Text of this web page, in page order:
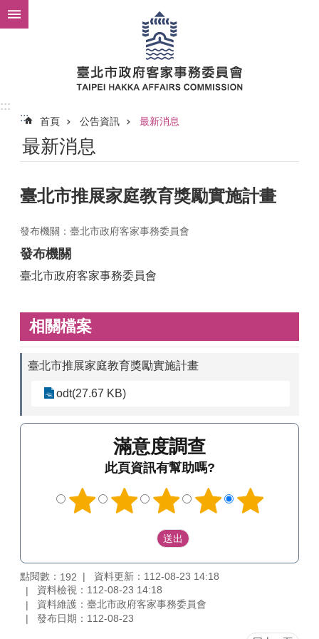
跳到主要內容區塊
:::
:::
首頁 公告資訊 最新消息
最新消息
臺北市推展家庭教育獎勵實施計畫
發布機關：臺北市政府客家事務委員會
發布機關
臺北市政府客家事務委員會
相關檔案
臺北市推展家庭教育獎勵實施計畫
odt(27.67 KB)
滿意度調查
此頁資訊有幫助嗎?
點閱數： 192
資料更新：112-08-23 14:18
資料檢視：112-08-23 14:18
資料維護：臺北市政府客家事務委員會
發布日期：112-08-23